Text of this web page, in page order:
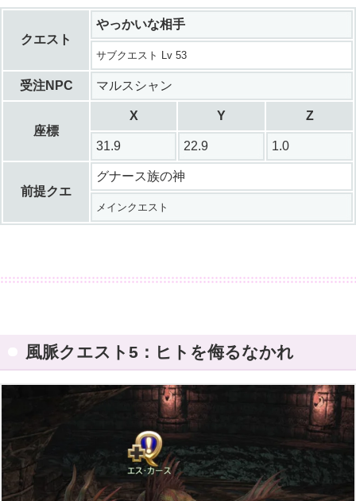
クエスト
やっかいな相手
サブクエスト Lv 53
受注NPC マルスシャン
座標
X Y Z
31.9 22.9 1.0
前提クエ
グナース族の神
メインクエスト
風脈クエスト5：ヒトを侮るなかれ